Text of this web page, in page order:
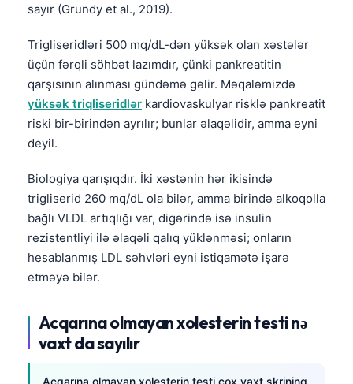
sayır (Grundy et al., 2019).
Trigliseridləri 500 mq/dL-dən yüksək olan xəstələr
üçün fərqli söhbət lazımdır, çünki pankreatitin
qarşısının alınması gündəmə gəlir. Məqaləmizdə
yüksək triqliseridlər kardiovaskulyar risklə pankreatit
riski bir-birindən ayrılır; bunlar əlaqəlidir, amma eyni
deyil.
Biologiya qarışıqdır. İki xəstənin hər ikisində
trigliserid 260 mq/dL ola bilər, amma birində alkoqolla
bağlı VLDL artıqlığı var, digərində isə insulin
rezistentliyi ilə əlaqəli qalıq yüklənməsi; onların
hesablanmış LDL səhvləri eyni istiqamətə işarə
etməyə bilər.
Acqarına olmayan xolesterin testi nə
vaxt da sayılır
Acqarına olmayan xolesterin testi çox vaxt skrininq
Frysk
Ślōnskŏ gŏdka